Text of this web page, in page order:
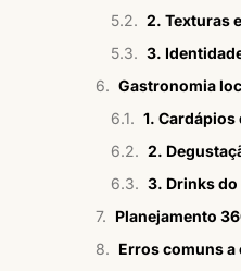
2. Texturas
3.
Gastronomia
1.
2.
3. Drinks
Planejamento
Erros comuns a